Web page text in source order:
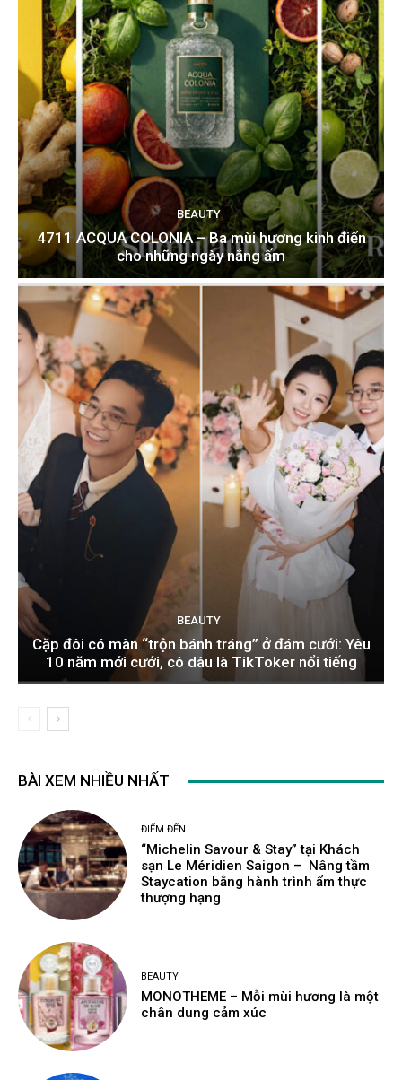
BEAUTY
4711 ACQUA COLONIA – Ba mùi hương kinh điển
cho những ngày nắng ấm
BEAUTY
Cặp đôi có màn “trộn bánh tráng” ở đám cưới: Yêu
10 năm mới cưới, cô dâu là TikToker nổi tiếng
BÀI XEM NHIỀU NHẤT
ĐIỂM ĐẾN
“Michelin Savour & Stay” tại Khách
sạn Le Méridien Saigon – Nâng tầm
Staycation bằng hành trình ẩm thực
thượng hạng
BEAUTY
MONOTHEME – Mỗi mùi hương là một
chân dung cảm xúc